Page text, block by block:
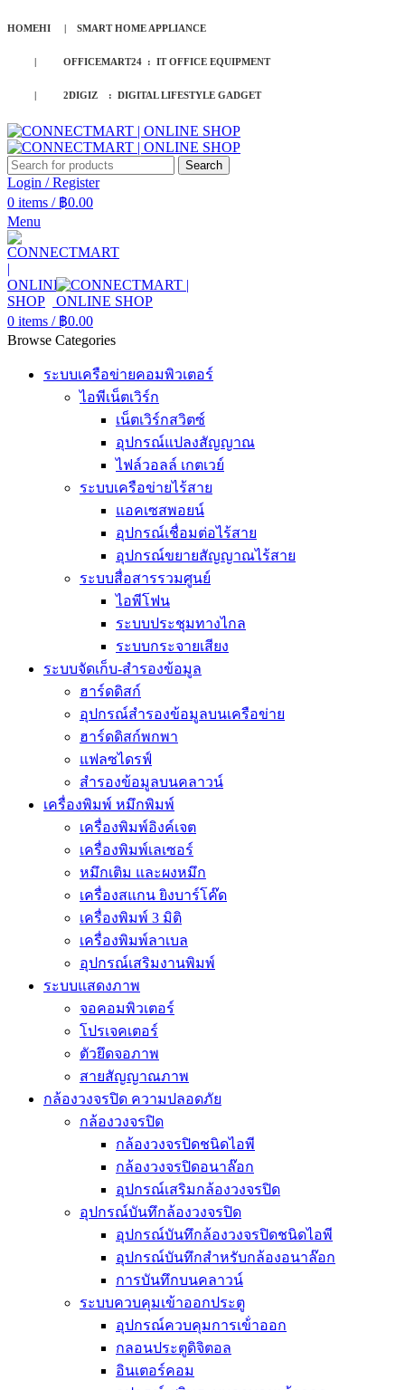
HOMEHI | SMART HOME APPLIANCE
| OFFICEMART24 : IT OFFICE EQUIPMENT
| 2DIGIZ : DIGITAL LIFESTYLE GADGET
Search
Login / Register
0 items / ฿0.00
Menu
0 items / ฿0.00
Browse Categories
ระบบเครือข่ายคอมพิวเตอร์
ไอพีเน็ตเวิร์ก
เน็ตเวิร์กสวิตซ์
อุปกรณ์แปลงสัญญาณ
ไฟล์วอลล์ เกตเวย์
ระบบเครือข่ายไร้สาย
แอคเซสพอยน์
อุปกรณ์เชื่อมต่อไร้สาย
อุปกรณ์ขยายสัญญาณไร้สาย
ระบบสื่อสารรวมศูนย์
ไอพีโฟน
ระบบประชุมทางไกล
ระบบกระจายเสียง
ระบบจัดเก็บ-สำรองข้อมูล
ฮาร์ดดิสก์
อุปกรณ์สำรองข้อมูลบนเครือข่าย
ฮาร์ดดิสก์พกพา
แฟลซไดรฟ์
สำรองข้อมูลบนคลาวน์
เครื่องพิมพ์ หมึกพิมพ์
เครื่องพิมพ์อิงค์เจต
เครื่องพิมพ์เลเซอร์
หมึกเติม และผงหมึก
เครื่องสแกน ยิงบาร์โค๊ด
เครื่องพิมพ์ 3 มิติ
เครื่องพิมพ์ลาเบล
อุปกรณ์เสริมงานพิมพ์
ระบบแสดงภาพ
จอคอมพิวเตอร์
โปรเจคเตอร์
ตัวยึดจอภาพ
สายสัญญาณภาพ
กล้องวงจรปิด ความปลอดภัย
กล้องวงจรปิด
กล้องวงจรปิดชนิดไอพี
กล้องวงจรปิดอนาล๊อก
อุปกรณ์เสริมกล้องวงจรปิด
อุปกรณ์บันทึกล้องวงจรปิด
อุปกรณ์บันทึกล้องวงจรปิดชนิดไอพี
อุปกรณ์บันทึกสำหรับกล้องอนาล๊อก
การบันทึกบนคลาวน์
ระบบควบคุมเข้าออกประตู
อุปกรณ์ควบคุมการเข้่าออก
กลอนประตูดิจิตอล
อินเตอร์คอม